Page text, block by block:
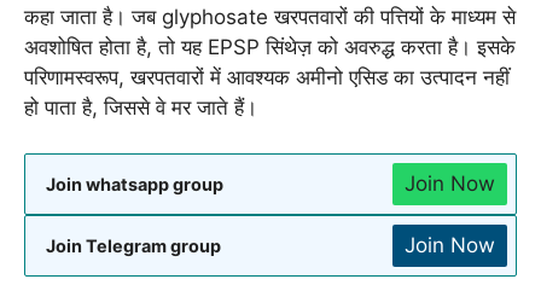
कहा जाता है। जब glyphosate खरपतवारों की पत्तियों के माध्यम से
अवशोषित होता है, तो यह EPSP सिंथेज़ को अवरुद्ध करता है। इसके
परिणामस्वरूप, खरपतवारों में आवश्यक अमीनो एसिड का उत्पादन नहीं
हो पाता है, जिससे वे मर जाते हैं।
Join whatsapp group Join Now
Join Telegram group Join Now